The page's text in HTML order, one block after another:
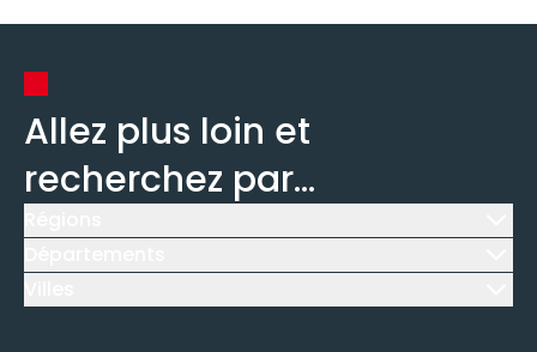
Allez plus loin et
recherchez par...